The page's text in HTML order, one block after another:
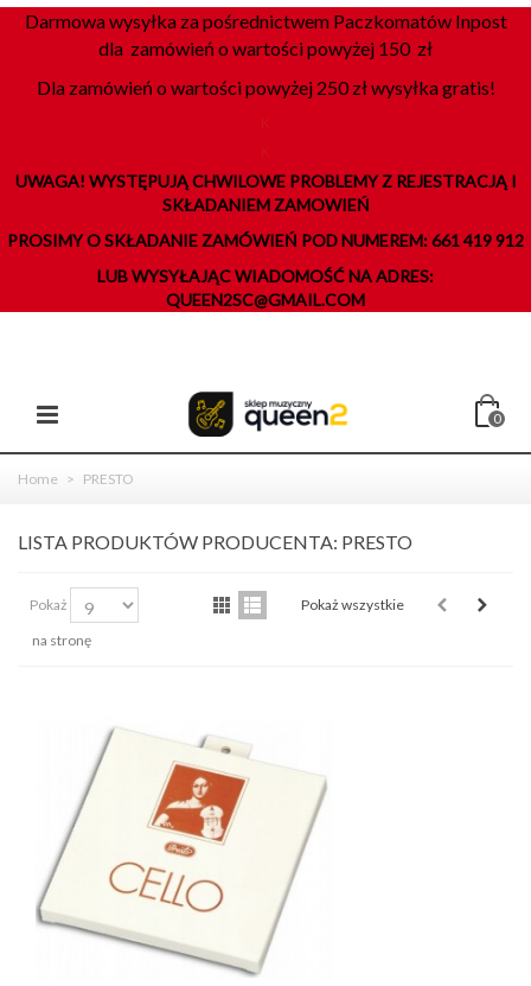
Darmowa wysyłka za pośrednictwem Paczkomatów Inpost
dla zamówień o wartości powyżej 150 zł
Dla zamówień o wartości powyżej 250 zł wysyłka gratis!
UWAGA! WYSTĘPUJĄ CHWILOWE PROBLEMY Z REJESTRACJĄ I
SKŁADANIEM ZAMOWIEŃ
PROSIMY O SKŁADANIE ZAMÓWIEŃ POD NUMEREM: 661 419 912
LUB WYSYŁAJĄC WIADOMOŚĆ NA ADRES:
QUEEN2SC@GMAIL.COM
0
Home > PRESTO
LISTA PRODUKTÓW PRODUCENTA: PRESTO
Pokaż
na stronę
Pokaż wszystkie